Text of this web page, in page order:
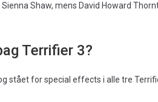
Sienna Shaw, mens David Howard
Terrifier 3?
stået for special effects i alle tre